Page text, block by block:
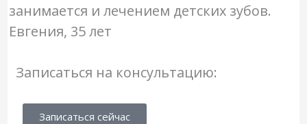
занимается и лечением детских зубов.
Евгения, 35 лет
Записаться на консультацию:
Записаться сейчас